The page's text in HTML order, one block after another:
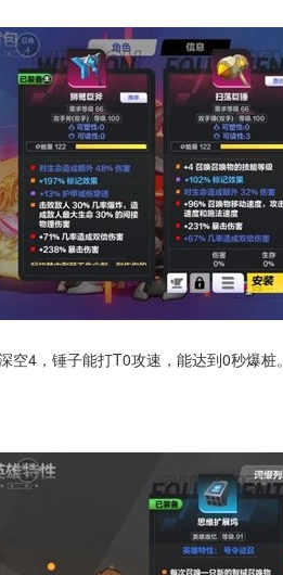
空4，锤子能打T0攻速，能达到0秒爆桩。